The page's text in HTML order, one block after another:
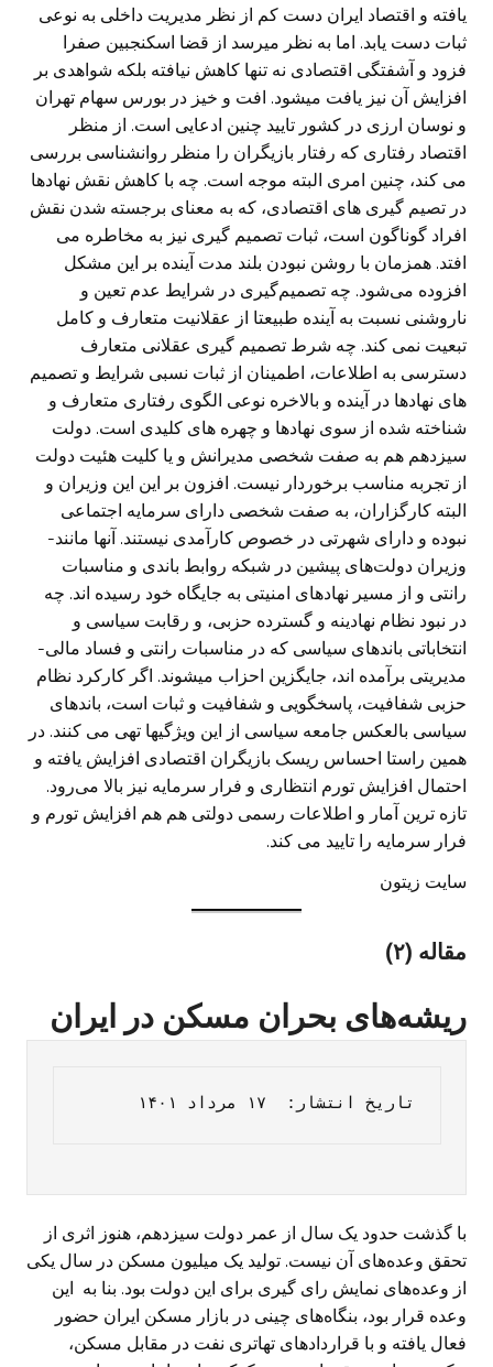
یافته و اقتصاد ایران دست کم از نظر مدیریت داخلی به نوعی
ثبات دست یابد. اما به نظر میرسد از قضا اسکنجبین صفرا
فزود و آشفتگی اقتصادی نه تنها کاهش نیافته بلکه شواهدی بر
افزایش آن نیز یافت میشود. افت و خیز در بورس سهام تهران
و نوسان ارزی در کشور تایید چنین ادعایی است. از منظر
اقتصاد رفتاری که رفتار بازیگران را منظر روانشناسی بررسی
می کند، چنین امری البته موجه است. چه با کاهش نقش نهادها
در تصیم گیری های اقتصادی، که به معنای برجسته شدن نقش
افراد گوناگون است، ثبات تصمیم گیری نیز به مخاطره می
افتد. همزمان با روشن نبودن بلند مدت آینده بر این مشکل
افزوده می‌شود. چه تصمیم‌گیری در شرایط عدم تعین و
ناروشنی نسبت به آینده طبیعتا از عقلانیت متعارف و کامل
تبعیت نمی کند. چه شرط تصمیم گیری عقلانی متعارف
دسترسی به اطلاعات، اطمینان از ثبات نسبی شرایط و تصمیم
های نهادها در آینده و بالاخره نوعی الگوی رفتاری متعارف و
شناخته شده از سوی نهادها و چهره های کلیدی است. دولت
سیزدهم هم به صفت شخصی مدیرانش و یا کلیت هئیت دولت
از تجربه مناسب برخوردار نیست. افزون بر این این وزیران و
البته کارگزاران، به صفت شخصی دارای سرمایه اجتماعی
نبوده و دارای شهرتی در خصوص کارآمدی نیستند. آنها مانند-
وزیران دولت‌های پیشین در شبکه روابط باندی و مناسبات
رانتی و از مسیر نهادهای امنیتی به جایگاه خود رسیده اند. چه
در نبود نظام نهادینه و گسترده حزبی، و رقابت سیاسی و
انتخاباتی باندهای سیاسی که در مناسبات رانتی و فساد مالی-
مدیریتی برآمده اند، جایگزین احزاب میشوند. اگر کارکرد نظام
حزبی شفافیت، پاسخگویی و شفافیت و ثبات است، باندهای
سیاسی بالعکس جامعه سیاسی از این ویژگیها تهی می کنند. در
همین راستا احساس ریسک بازیگران اقتصادی افزایش یافته و
احتمال افزایش تورم انتظاری و فرار سرمایه نیز بالا می‌رود.
تازه ترین آمار و اطلاعات رسمی دولتی هم هم افزایش تورم و
فرار سرمایه را تایید می کند.
سایت زیتون
مقاله (۲)
ریشه‌های بحران مسکن در ایران
تاریخ انتشار:  ۱۷ مرداد ۱۴۰۱
با گذشت حدود یک سال از عمر دولت سیزدهم، هنوز اثری از
تحقق وعده‌های آن نیست. تولید یک میلیون مسکن در سال یکی
از وعده‌های نمایش رای گیری برای این دولت بود. بنا به این
وعده قرار بود، بنگاه‌های چینی در بازار مسکن ایران حضور
فعال یافته و با قراردادهای تهاتری نفت در مقابل مسکن،